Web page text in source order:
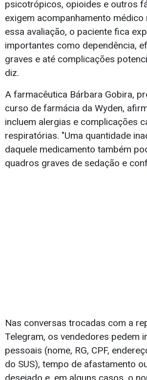
psicotrópicos, opioides e outros
exigem acompanhamento médico
essa avaliação, o paciente fica
importantes como dependência,
graves e até complicações
diz.
A farmacêutica Bárbara Gobira,
curso de farmácia da Wyden,
incluem alergias e complicações
respiratórias. "Uma quantidade
daquele medicamento também
quadros graves de sedação e
Nas conversas trocadas com a
Telegram, os vendedores pedem
pessoais (nome, RG, CPF,
do SUS), tempo de afastamento
desejado e, em alguns casos, o